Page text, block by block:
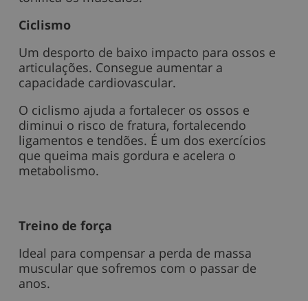
Ciclismo
Um desporto de baixo impacto para ossos e
articulações. Consegue aumentar a
capacidade cardiovascular.
O ciclismo ajuda a fortalecer os ossos e
diminui o risco de fratura, fortalecendo
ligamentos e tendões. É um dos exercícios
que queima mais gordura e acelera o
metabolismo.
Treino de força
Ideal para compensar a perda de massa
muscular que sofremos com o passar de
anos.